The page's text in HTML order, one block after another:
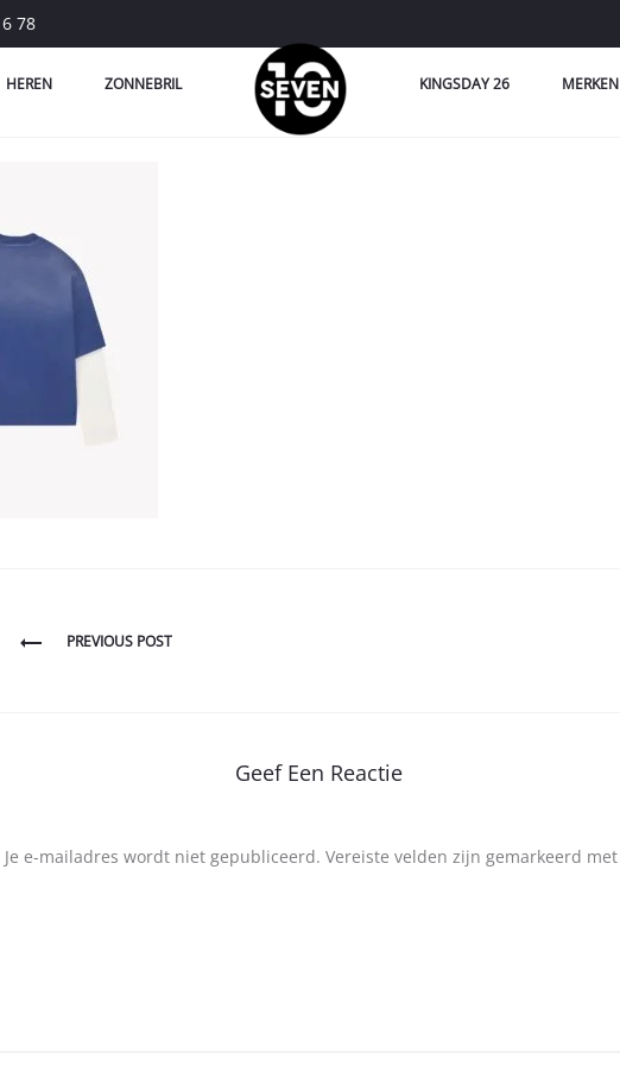
78
HEREN ZONNEBRIL KINGSDAY 26 MERKEN
PREVIOUS POST
Geef Een Reactie
Je e-mailadres wordt niet gepubliceerd. Vereiste velden zijn gemarkeerd met